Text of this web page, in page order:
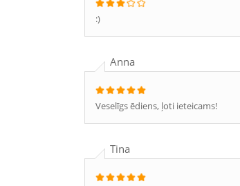
:)
Anna
Veselīgs ēdiens, ļoti ieteicams!
Tina